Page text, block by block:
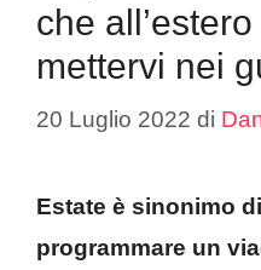
che
mettervi nei
20 Luglio 2022 di
Estate è sinonimo
programmare un